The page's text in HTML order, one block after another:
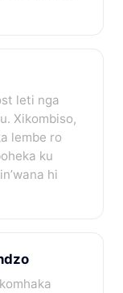
leti nga
Xikombiso,
lembe ro
ku
hi